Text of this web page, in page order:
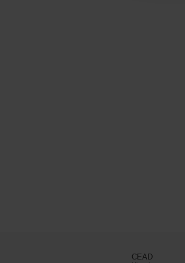
CEAD